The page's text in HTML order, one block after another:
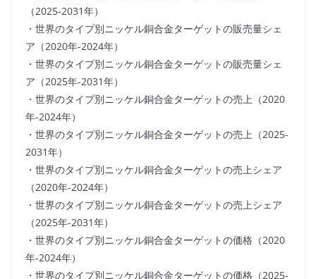
（2025-2031年）
・世界のタイプ別ニッケル銅合金ターゲットの販売量シェ
ア（2020年-2024年）
・世界のタイプ別ニッケル銅合金ターゲットの販売量シェ
ア（2025年-2031年）
・世界のタイプ別ニッケル銅合金ターゲットの売上（2020
年-2024年）
・世界のタイプ別ニッケル銅合金ターゲットの売上（2025-
2031年）
・世界のタイプ別ニッケル銅合金ターゲットの売上シェア
（2020年-2024年）
・世界のタイプ別ニッケル銅合金ターゲットの売上シェア
（2025年-2031年）
・世界のタイプ別ニッケル銅合金ターゲットの価格（2020
年-2024年）
・世界のタイプ別ニッケル銅合金ターゲットの価格（2025-